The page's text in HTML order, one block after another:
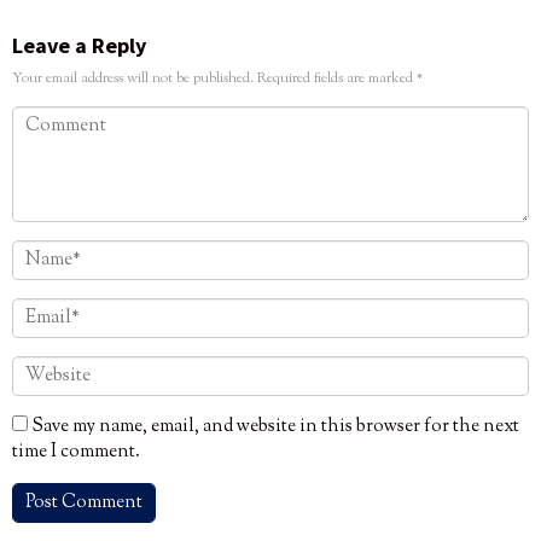
Leave a Reply
Your email address will not be published. Required fields are marked*
Save my name, email, and website in this browser for the next
time I comment.